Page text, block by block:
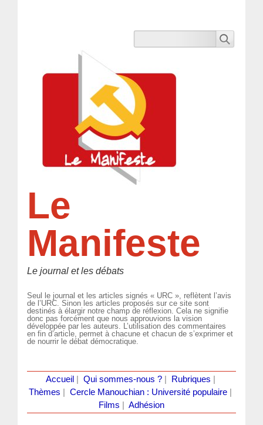
Le
Manifeste
Le journal et les débats
Seul le journal et les articles signés « URC », reflètent l’avis
de l’URC. Sinon les articles proposés sur ce site sont
destinés à élargir notre champ de réflexion. Cela ne signifie
donc pas forcément que nous approuvions la vision
développée par les auteurs. L’utilisation des commentaires
en fin d’article, permet à chacune et chacun de s’exprimer et
de nourrir le débat démocratique.
Accueil Qui sommes-nous ?| Rubriques
Thèmes
Cercle Manouchian : Université populaire
Films
Adhésion